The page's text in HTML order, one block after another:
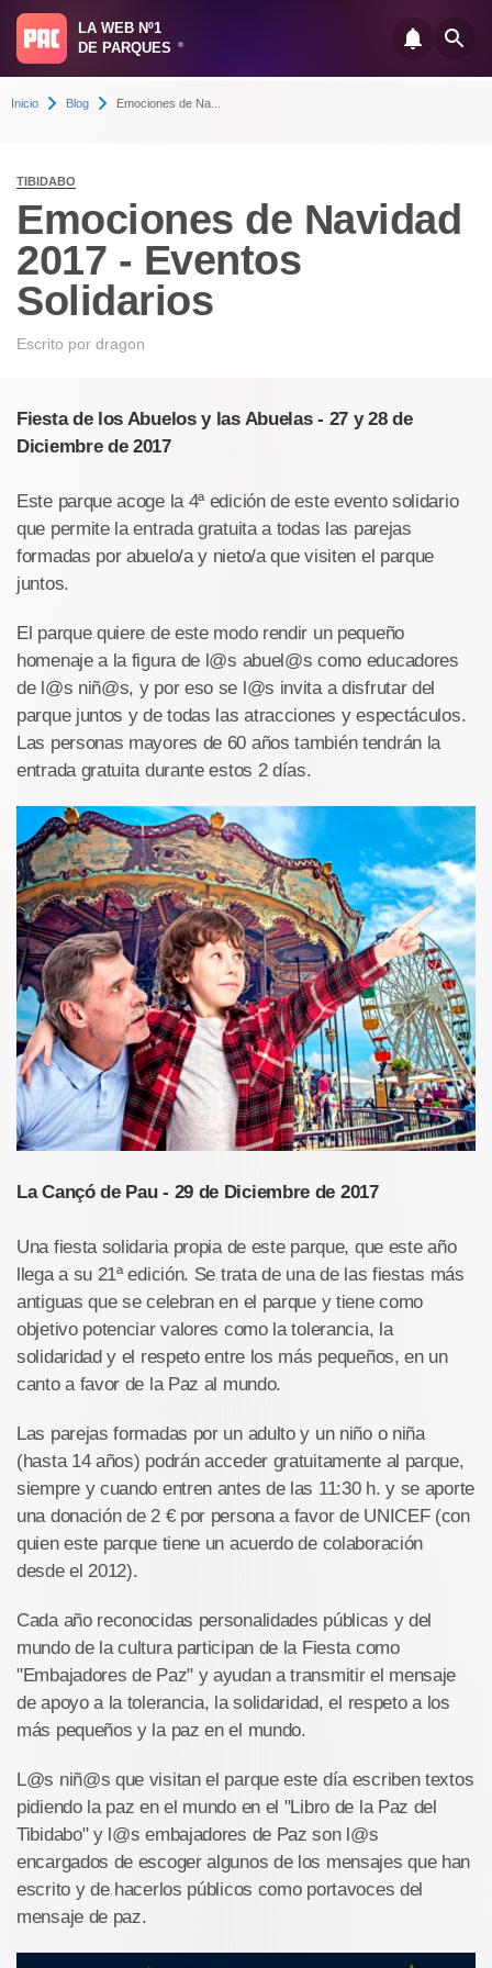
LA WEB Nº1
DE PARQUES
®
Inicio Blog Emociones de Na...
TIBIDABO
Emociones de Navidad
2017 - Eventos
Solidarios
Escrito por dragon
Fiesta de los Abuelos y las Abuelas - 27 y 28 de
Diciembre de 2017
Este parque acoge la 4ª edición de este evento solidario
que permite la entrada gratuita a todas las parejas
formadas por abuelo/a y nieto/a que visiten el parque
juntos.
El parque quiere de este modo rendir un pequeño
homenaje a la figura de l@s abuel@s como educadores
de l@s niñ@s, y por eso se l@s invita a disfrutar del
parque juntos y de todas las atracciones y espectáculos.
Las personas mayores de 60 años también tendrán la
entrada gratuita durante estos 2 días.
La Cançó de Pau - 29 de Diciembre de 2017
Una fiesta solidaria propia de este parque, que este año
llega a su 21ª edición. Se trata de una de las fiestas más
antiguas que se celebran en el parque y tiene como
objetivo potenciar valores como la tolerancia, la
solidaridad y el respeto entre los más pequeños, en un
canto a favor de la Paz al mundo.
Las parejas formadas por un adulto y un niño o niña
(hasta 14 años) podrán acceder gratuitamente al parque,
siempre y cuando entren antes de las 11:30 h. y se aporte
una donación de 2 € por persona a favor de UNICEF (con
quien este parque tiene un acuerdo de colaboración
desde el 2012).
Cada año reconocidas personalidades públicas y del
mundo de la cultura participan de la Fiesta como
"Embajadores de Paz" y ayudan a transmitir el mensaje
de apoyo a la tolerancia, la solidaridad, el respeto a los
más pequeños y la paz en el mundo.
L@s niñ@s que visitan el parque este día escriben textos
pidiendo la paz en el mundo en el "Libro de la Paz del
Tibidabo" y l@s embajadores de Paz son l@s
encargados de escoger algunos de los mensajes que han
escrito y de hacerlos públicos como portavoces del
mensaje de paz.